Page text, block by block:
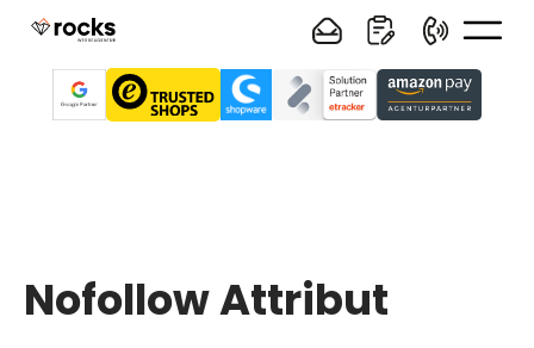
Nofollow Attribut